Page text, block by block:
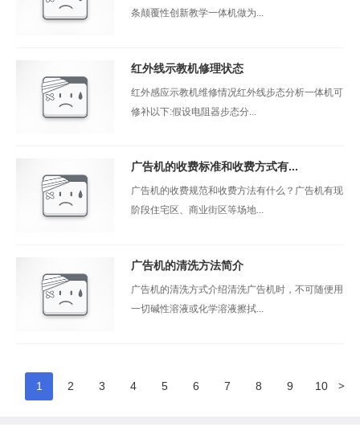
条颠覆性创新教学一体机做为...
红外线示教机修理状态
红外感应示教机维修情况红外线步态分析一体机可
修补以下:假设电阻器步态分...
广告机的收费标准和收费方式有...
广告机的收费规范和收费方法有什么？广告机有现
阶段住宅区、商业街区等场地...
广告机的清洗方法简介
广告机的清洗方式介绍清洗广告机时，不可随便用
一切碱性溶液或化学溶液擦拭...
1 2 3 4 5 6 7 8 9 10 >